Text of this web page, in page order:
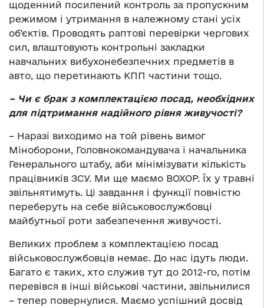
щоденний посилений контроль за пропускним
режимом і утримання в належному стані усіх
об’єктів. Проводять раптові перевірки чергових
сил, влаштовують контрольні закладки
навчальних вибухонебезпечних предметів в
авто, що перетинають КПП частини тощо.
– Чи є брак з комплектацією посад, необхідних
для підтримання надійного рівня живучості?
– Наразі виходимо на той рівень вимог
Міноборони, Головнокомандувача і начальника
Генерального штабу, аби мінімізувати кількість
працівників ЗСУ. Ми ще маємо ВОХОР. Їх у травні
звільнятимуть. Ці завдання і функції повністю
переберуть на себе військовослужбовці
майбутньої роти забезпечення живучості.
Великих проблем з комплектацією посад
військовослужбовців немає. До нас ідуть люди.
Багато є таких, хто служив тут до 2012-го, потім
перевівся в інші військові частини, звільнилися
– тепер повернулися. Маємо успішний досвід